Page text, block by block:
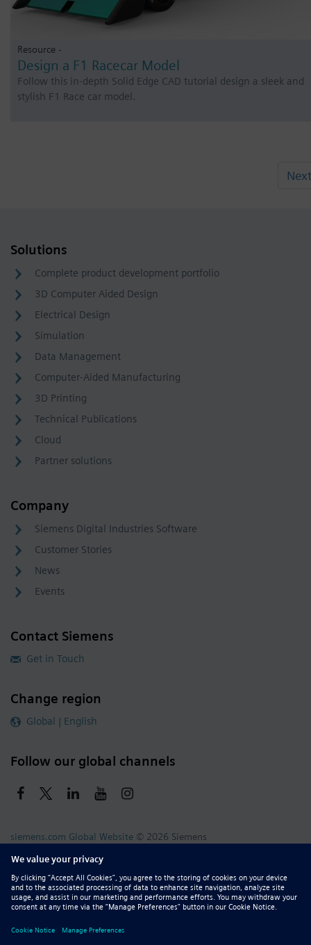
Resource -
Design a F1 Racecar Model
Follow this in-depth Solid Edge CAD tutorial design a sleek and
stylish F1 Race car model.
Next
Solutions
Complete product development portfolio
3D Computer Aided Design
Electrical Design
Simulation
Data Management
Computer-Aided Manufacturing
3D Printing
Technical Publications
Cloud
Partner solutions
Company
Siemens Digital Industries Software
Customer Stories
News
Events
Contact Siemens
Get in Touch
Change region
Global | English
Follow our global channels
siemens.com Global Website © 2026 Siemens
Whistleblowing
Corporate Information
DMCA
Privacy Notice
Terms of Use
Digital ID Report Piracy